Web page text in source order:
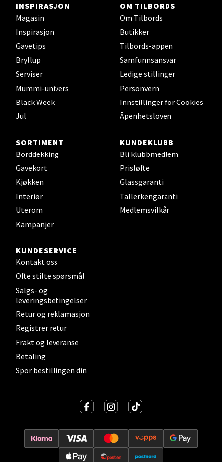
INSPIRASJON
Magasin
Inspirasjon
Gavetips
Bryllup
Serviser
Mummi-univers
Black Week
Jul
OM TILBORDS
Om Tilbords
Butikker
Tilbords-appen
Samfunnsansvar
Ledige stillinger
Personvern
Innstillinger for Cookies
Åpenhetsloven
SORTIMENT
Borddekking
Gavekort
Kjøkken
Interiør
Uterom
Kampanjer
KUNDEKLUBB
Bli klubbmedlem
Prisløfte
Glassgaranti
Tallerkengaranti
Medlemsvilkår
KUNDESERVICE
Kontakt oss
Ofte stilte spørsmål
Salgs- og
leveringsbetingelser
Retur og reklamasjon
Registrer retur
Frakt og leveranse
Betaling
Spor bestillingen din
Åpent i dag 10-17
0 i butikk
Oslo - Thon Senter Storo
Åpent i dag 10-21
0 i butikk
Lillehammer - Strandtorget
Strandtorget, 2609 Lillehammer
Åpent i dag 09-20
0 i butikk
Strømmen - Thon Senter Strømmen
Velg